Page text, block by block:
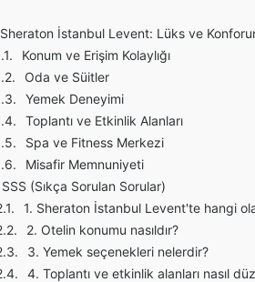
Sheraton İstanbul Levent: Lüks ve
Konum ve Erişim Kolaylığı
Oda ve Süitler
Yemek Deneyimi
Toplantı ve Etkinlik Alanları
Spa ve Fitness Merkezi
Misafir Memnuniyeti
SSS (Sıkça Sorulan Sorular)
1. Sheraton İstanbul Levent'te hangi
2. Otelin konumu nasıldır?
3. Yemek seçenekleri nelerdir?
4. Toplantı ve etkinlik alanları nasıl